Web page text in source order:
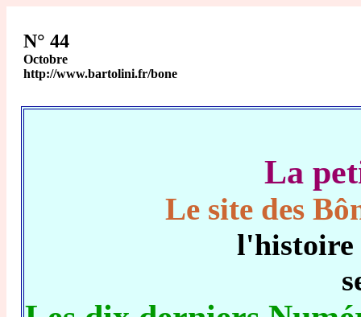
N° 44
Octobre
http://www.bartolini.fr/bone
La
Le site des
l'histoire